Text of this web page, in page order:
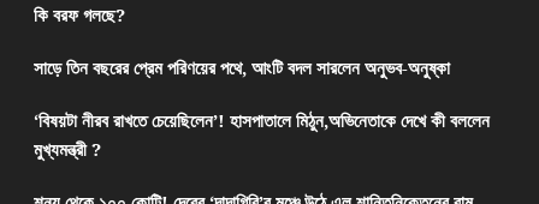
কি বরফ গলছে?
সাড়ে তিন বছরের প্রেম পরিণয়ের পথে, আংটি বদল সারলেন অনুভব-অনুষ্কা
‘বিষয়টা নীরব রাখতে চেয়েছিলেন’! হাসপাতালে মিঠুন,অভিনেতাকে দেখে কী বললেন
মুখ্যমন্ত্রী ?